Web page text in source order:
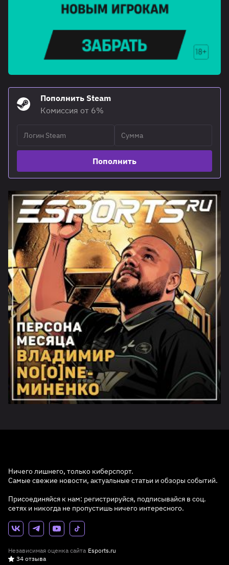
Пополнить Steam
Комиссия от 6%
Пополнить
Ничего лишнего, только киберспорт.
Самые свежие новости, актуальные статьи и обзоры событий.
Присоединяйся к нам: регистрируйся, подписывайся в соц.
сетях и никогда не пропустишь ничего интересного.
Независимая оценка сайта Esports.ru
34 отзыва